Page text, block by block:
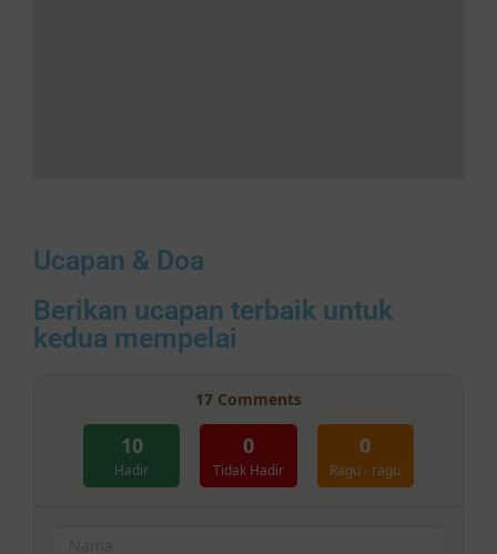
Ucapan & Doa
Berikan ucapan terbaik untuk
kedua mempelai
17 Comments
10
Hadir
0
Tidak Hadir
0
Ragu - ragu